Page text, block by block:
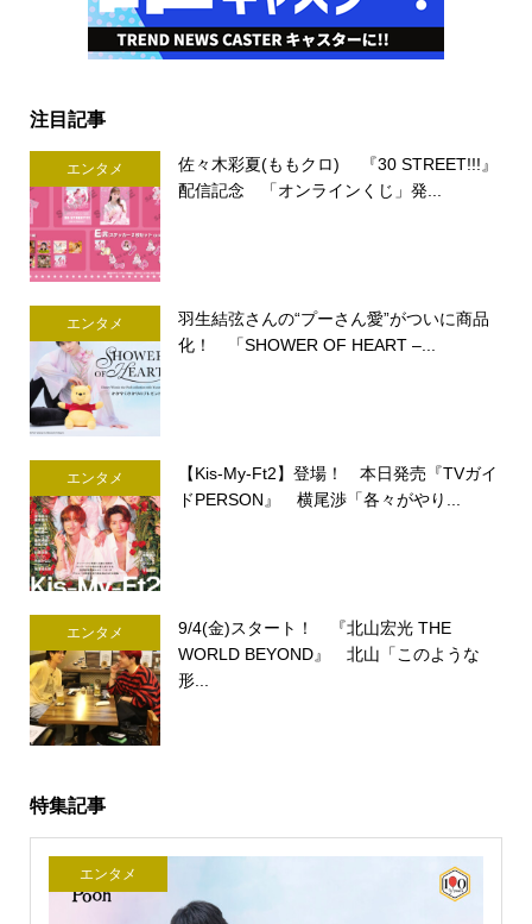
注目記事
エンタメ
佐々木彩夏(ももクロ) 『30 STREET!!!』
配信記念 「オンラインくじ」発...
エンタメ
羽生結弦さんの“プーさん愛”がついに商品
化！ 「SHOWER OF HEART –...
エンタメ
【Kis-My-Ft2】登場！ 本日発売『TVガイ
ドPERSON』 横尾渉「各々がやり...
エンタメ
9/4(金)スタート！ 『北山宏光 THE
WORLD BEYOND』 北山「このような
形...
特集記事
エンタメ